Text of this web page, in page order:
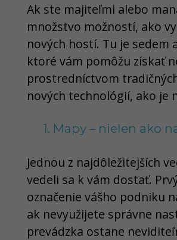
Ak ste majiteľmi alebo
množstvo možností, ako
nových hostí. Tu je
ktoré vám pomôžu získať
prostredníctvom
nových technológií, ako je
1. Mapy – nielen ako
Jednou z najdôležitejších
vedeli sa k vám dostať.
označenie vášho podniku
ak nevyužijete správne
prevádzka ostane